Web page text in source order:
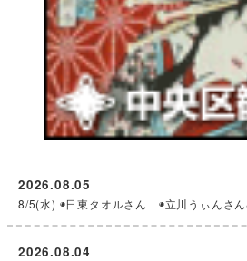
8/5(水) ◉日東タオルさん ◉立川うぃんさ
2026.08.05
2026.08.04